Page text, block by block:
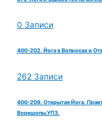
0 Записи
400-202. Йога в Вопросах и
262 Записи
400-209. Открытая Йога.
Воркшопы.УПЗ.